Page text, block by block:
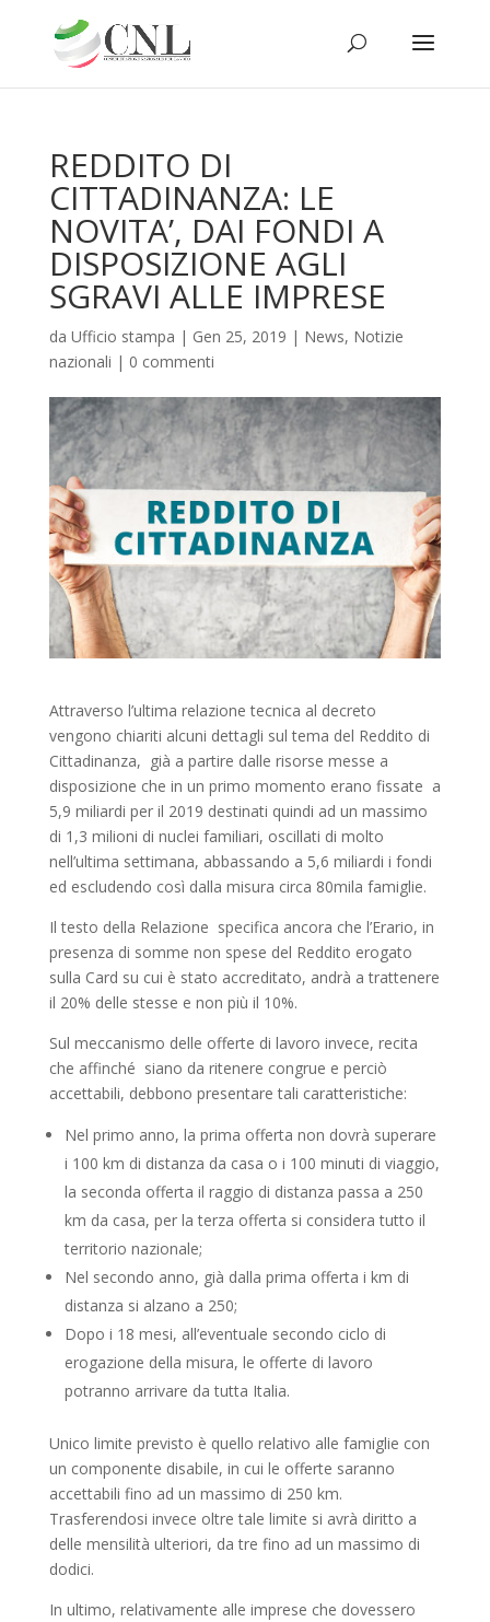
REDDITO DI
CITTADINANZA: LE
NOVITA’, DAI FONDI A
DISPOSIZIONE AGLI
SGRAVI ALLE IMPRESE
da Ufficio stampa | Gen 25, 2019 | News, Notizie
nazionali | 0 commenti
Attraverso l’ultima relazione tecnica al decreto
vengono chiariti alcuni dettagli sul tema del Reddito di
Cittadinanza, già a partire dalle risorse messe a
disposizione che in un primo momento erano fissate a
5,9 miliardi per il 2019 destinati quindi ad un massimo
di 1,3 milioni di nuclei familiari, oscillati di molto
nell’ultima settimana, abbassando a 5,6 miliardi i fondi
ed escludendo così dalla misura circa 80mila famiglie.
Il testo della Relazione specifica ancora che l’Erario, in
presenza di somme non spese del Reddito erogato
sulla Card su cui è stato accreditato, andrà a trattenere
il 20% delle stesse e non più il 10%.
Sul meccanismo delle offerte di lavoro invece, recita
che affinché siano da ritenere congrue e perciò
accettabili, debbono presentare tali caratteristiche:
Nel primo anno, la prima offerta non dovrà superare
i 100 km di distanza da casa o i 100 minuti di viaggio,
la seconda offerta il raggio di distanza passa a 250
km da casa, per la terza offerta si considera tutto il
territorio nazionale;
Nel secondo anno, già dalla prima offerta i km di
distanza si alzano a 250;
Dopo i 18 mesi, all’eventuale secondo ciclo di
erogazione della misura, le offerte di lavoro
potranno arrivare da tutta Italia.
Unico limite previsto è quello relativo alle famiglie con
un componente disabile, in cui le offerte saranno
accettabili fino ad un massimo di 250 km.
Trasferendosi invece oltre tale limite si avrà diritto a
delle mensilità ulteriori, da tre fino ad un massimo di
dodici.
In ultimo, relativamente alle imprese che dovessero